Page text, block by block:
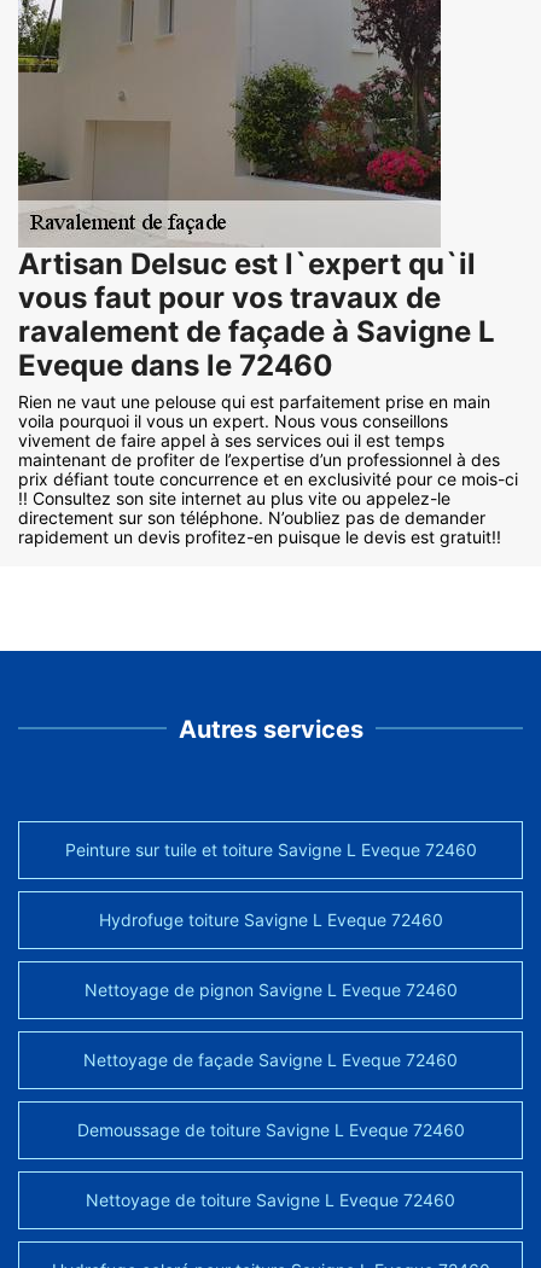
Artisan Delsuc est l`expert qu`il
vous faut pour vos travaux de
ravalement de façade à Savigne L
Eveque dans le 72460
Rien ne vaut une pelouse qui est parfaitement prise en main
voila pourquoi il vous un expert. Nous vous conseillons
vivement de faire appel à ses services oui il est temps
maintenant de profiter de l’expertise d’un professionnel à des
prix défiant toute concurrence et en exclusivité pour ce mois-ci
!! Consultez son site internet au plus vite ou appelez-le
directement sur son téléphone. N’oubliez pas de demander
rapidement un devis profitez-en puisque le devis est gratuit!!
Autres services
Peinture sur tuile et toiture Savigne L Eveque 72460
Hydrofuge toiture Savigne L Eveque 72460
Nettoyage de pignon Savigne L Eveque 72460
Nettoyage de façade Savigne L Eveque 72460
Demoussage de toiture Savigne L Eveque 72460
Nettoyage de toiture Savigne L Eveque 72460